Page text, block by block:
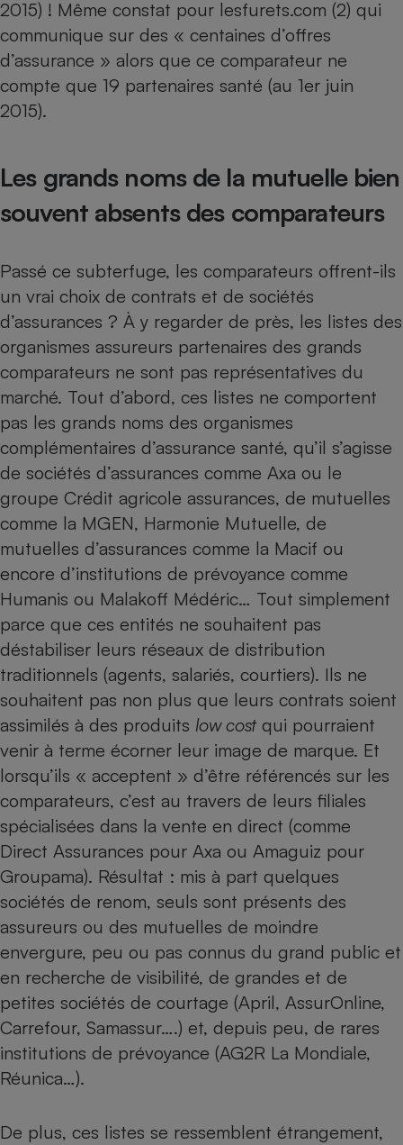
2015) ! Même constat pour lesfurets.com (2) qui
communique sur des « centaines d’offres
d’assurance » alors que ce comparateur ne
compte que 19 partenaires santé (au 1er juin
2015).
Les grands noms de la mutuelle bien
souvent absents des comparateurs
Passé ce subterfuge, les comparateurs offrent-ils
un vrai choix de contrats et de sociétés
d’assurances ? À y regarder de près, les listes des
organismes assureurs partenaires des grands
comparateurs ne sont pas représentatives du
marché. Tout d’abord, ces listes ne comportent
pas les grands noms des organismes
complémentaires d’assurance santé, qu’il s’agisse
de sociétés d’assurances comme Axa ou le
groupe Crédit agricole assurances, de mutuelles
comme la MGEN, Harmonie Mutuelle, de
mutuelles d’assurances comme la Macif ou
encore d’institutions de prévoyance comme
Humanis ou Malakoff Médéric… Tout simplement
parce que ces entités ne souhaitent pas
déstabiliser leurs réseaux de distribution
traditionnels (agents, salariés, courtiers). Ils ne
souhaitent pas non plus que leurs contrats soient
assimilés à des produits low cost qui pourraient
venir à terme écorner leur image de marque. Et
lorsqu’ils « acceptent » d’être référencés sur les
comparateurs, c’est au travers de leurs filiales
spécialisées dans la vente en direct (comme
Direct Assurances pour Axa ou Amaguiz pour
Groupama). Résultat : mis à part quelques
sociétés de renom, seuls sont présents des
assureurs ou des mutuelles de moindre
envergure, peu ou pas connus du grand public et
en recherche de visibilité, de grandes et de
petites sociétés de courtage (April, AssurOnline,
Carrefour, Samassur….) et, depuis peu, de rares
institutions de prévoyance (AG2R La Mondiale,
Réunica…).
De plus, ces listes se ressemblent étrangement,